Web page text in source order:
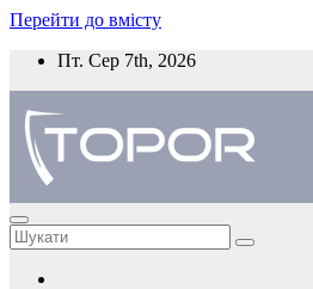
Перейти до вмісту
Пт. Сер 7th, 2026